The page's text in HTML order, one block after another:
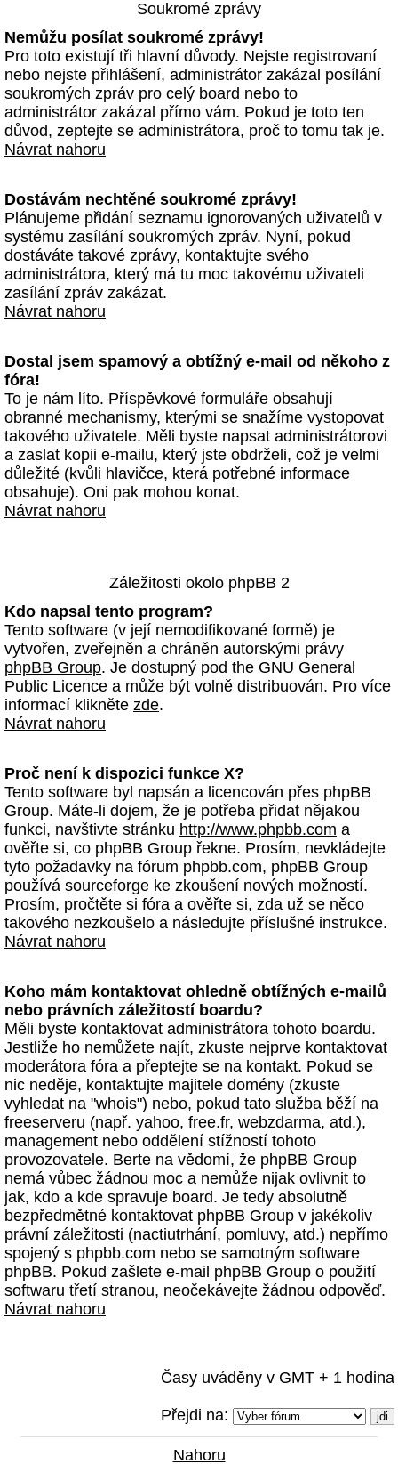
Soukromé zprávy
Nemůžu posílat soukromé zprávy!
Pro toto existují tři hlavní důvody. Nejste registrovaní
nebo nejste přihlášení, administrátor zakázal posílání
soukromých zpráv pro celý board nebo to
administrátor zakázal přímo vám. Pokud je toto ten
důvod, zeptejte se administrátora, proč to tomu tak je.
Návrat nahoru
Dostávám nechtěné soukromé zprávy!
Plánujeme přidání seznamu ignorovaných uživatelů v
systému zasílání soukromých zpráv. Nyní, pokud
dostáváte takové zprávy, kontaktujte svého
administrátora, který má tu moc takovému uživateli
zasílání zpráv zakázat.
Návrat nahoru
Dostal jsem spamový a obtížný e-mail od někoho z
fóra!
To je nám líto. Příspěvkové formuláře obsahují
obranné mechanismy, kterými se snažíme vystopovat
takového uživatele. Měli byste napsat administrátorovi
a zaslat kopii e-mailu, který jste obdrželi, což je velmi
důležité (kvůli hlavičce, která potřebné informace
obsahuje). Oni pak mohou konat.
Návrat nahoru
Záležitosti okolo phpBB 2
Kdo napsal tento program?
Tento software (v její nemodifikované formě) je
vytvořen, zveřejněn a chráněn autorskými právy
phpBB Group. Je dostupný pod the GNU General
Public Licence a může být volně distribuován. Pro více
informací klikněte zde.
Návrat nahoru
Proč není k dispozici funkce X?
Tento software byl napsán a licencován přes phpBB
Group. Máte-li dojem, že je potřeba přidat nějakou
funkci, navštivte stránku http://www.phpbb.com a
ověřte si, co phpBB Group řekne. Prosím, nevkládejte
tyto požadavky na fórum phpbb.com, phpBB Group
používá sourceforge ke zkoušení nových možností.
Prosím, pročtěte si fóra a ověřte si, zda už se něco
takového nezkoušelo a následujte příslušné instrukce.
Návrat nahoru
Koho mám kontaktovat ohledně obtížných e-mailů
nebo právních záležitostí boardu?
Měli byste kontaktovat administrátora tohoto boardu.
Jestliže ho nemůžete najít, zkuste nejprve kontaktovat
moderátora fóra a přeptejte se na kontakt. Pokud se
nic neděje, kontaktujte majitele domény (zkuste
vyhledat na "whois") nebo, pokud tato služba běží na
freeserveru (např. yahoo, free.fr, webzdarma, atd.),
management nebo oddělení stížností tohoto
provozovatele. Berte na vědomí, že phpBB Group
nemá vůbec žádnou moc a nemůže nijak ovlivnit to
jak, kdo a kde spravuje board. Je tedy absolutně
bezpředmětné kontaktovat phpBB Group v jakékoliv
právní záležitosti (nactiutrhání, pomluvy, atd.) nepřímo
spojený s phpbb.com nebo se samotným software
phpBB. Pokud zašlete e-mail phpBB Group o použití
softwaru třetí stranou, neočekávejte žádnou odpověď.
Návrat nahoru
Časy uváděny v GMT + 1 hodina
Přejdi na:
Nahoru